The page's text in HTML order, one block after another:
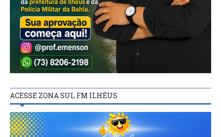
ACESSE ZONA SUL FM ILHÉUS